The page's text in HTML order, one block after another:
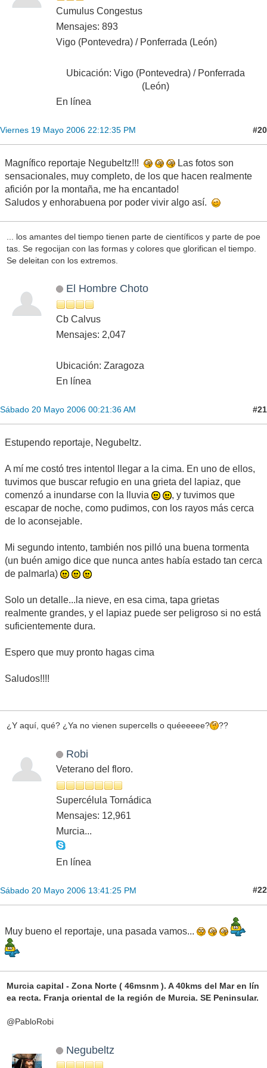
Cumulus Congestus
Mensajes: 893
Vigo (Pontevedra) / Ponferrada (León)
Ubicación: Vigo (Pontevedra) / Ponferrada
(León)
En línea
Viernes 19 Mayo 2006 22:12:35 PM #20
Magnífico reportaje Negubeltz!!!
Las fotos son
sensacionales, muy completo, de los que hacen realmente
afición por la montaña, me ha encantado!
Saludos y enhorabuena por poder vivir algo así.
... los amantes del tiempo tienen parte de científicos y parte de poe
tas. Se regocijan con las formas y colores que glorifican el tiempo.
Se deleitan con los extremos.
El Hombre Choto
Cb Calvus
Mensajes: 2,047
Ubicación: Zaragoza
En línea
Sábado 20 Mayo 2006 00:21:36 AM #21
Estupendo reportaje, Negubeltz.
A mí me costó tres intentol llegar a la cima. En uno de ellos,
tuvimos que buscar refugio en una grieta del lapiaz, que
comenzó a inundarse con la lluvia
, y tuvimos que
escapar de noche, como pudimos, con los rayos más cerca
de lo aconsejable.
Mi segundo intento, también nos pilló una buena tormenta
(un buén amigo dice que nunca antes había estado tan cerca
de palmarla)
Solo un detalle...la nieve, en esa cima, tapa grietas
realmente grandes, y el lapiaz puede ser peligroso si no está
suficientemente dura.
Espero que muy pronto hagas cima
Saludos!!!!
¿Y aquí, qué? ¿Ya no vienen supercells o quéeeeee? ??
Robi
Veterano del floro.
Supercélula Tornádica
Mensajes: 12,961
Murcia...
En línea
Sábado 20 Mayo 2006 13:41:25 PM #22
Muy bueno el reportaje, una pasada vamos...
Murcia capital - Zona Norte ( 46msnm ). A 40kms del Mar en lín
ea recta. Franja oriental de la región de Murcia. SE Peninsular.
@PabloRobi
Negubeltz